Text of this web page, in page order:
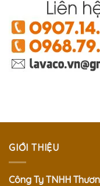
GIỚI THIỆU
Công Ty TNHH